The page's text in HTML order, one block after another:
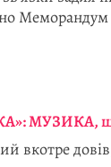
МУЗИКА,
вкотре